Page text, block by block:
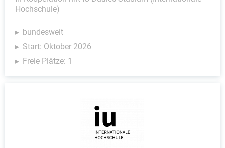
Hochschule)
bundesweit
Start: Oktober 2026
Freie Plätze: 1